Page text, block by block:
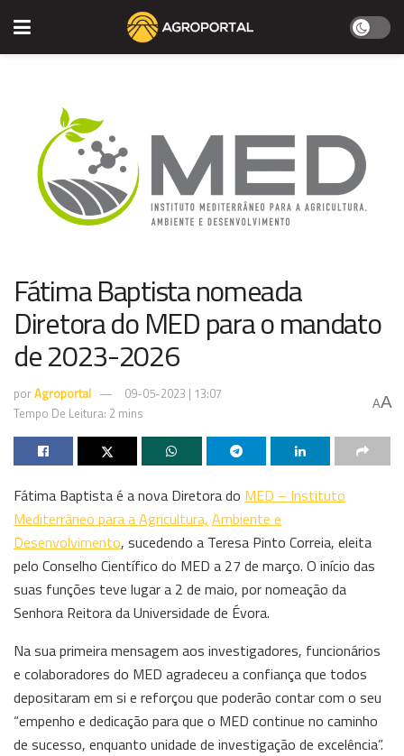
Fátima Baptista nomeada
Diretora do MED para o mandato
de 2023-2026
porAgroportal
09-05-2023 | 13:07
Tempo De Leitura: 2 mins
AA
Fátima Baptista é a nova Diretora do MED – Instituto
Mediterrâneo para a Agricultura, Ambiente e
Desenvolvimento, sucedendo a Teresa Pinto Correia, eleita
pelo Conselho Científico do MED a 27 de março. O início das
suas funções teve lugar a 2 de maio, por nomeação da
Senhora Reitora da Universidade de Évora.
Na sua primeira mensagem aos investigadores, funcionários
e colaboradores do MED agradeceu a confiança que todos
depositaram em si e reforçou que poderão contar com o seu
“empenho e dedicação para que o MED continue no caminho
de sucesso, enquanto unidade de investigação de excelência”.